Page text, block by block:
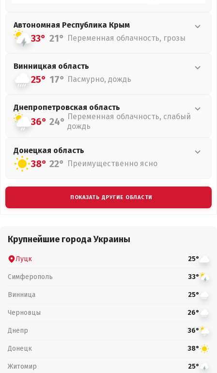
Автономная Республика Крым
33° 21° Переменная облачность, грозы
Винницкая область
25° 17° Пасмурно, дождь
Днепропетровская область
36° 24° Переменная облачность, слабый
дождь
Донецкая область
38° 22° Преимущественно ясно
ПОКАЗАТЬ ДРУГИЕ ОБЛАСТИ
Крупнейшие города Украины
Луцк 25°
Симферополь 33°
Винница 25°
Черновцы 26°
Днепр 36°
Донецк 38°
Житомир 25°